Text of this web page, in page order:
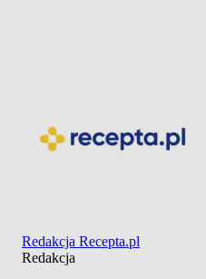
Redakcja Recepta.pl
Redakcja